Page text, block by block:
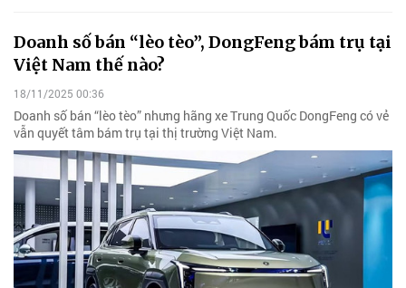
Doanh số bán “lèo tèo”, DongFeng bám trụ tại
Việt Nam thế nào?
18/11/2025 00:36
Doanh số bán “lèo tèo” nhưng hãng xe Trung Quốc DongFeng có vẻ
vẫn quyết tâm bám trụ tại thị trường Việt Nam.